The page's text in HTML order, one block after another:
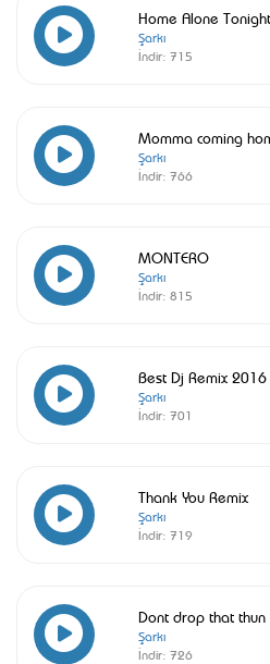
Home Alone Tonight
Şarkı
İndir: 715
Momma coming
Şarkı
İndir: 766
MONTERO
Şarkı
İndir: 815
Best Dj Remix 2016
Şarkı
İndir: 701
Thank You Remix
Şarkı
İndir: 719
Dont drop that thun
Şarkı
İndir: 726